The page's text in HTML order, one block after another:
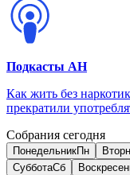
Подкасты АН
Как жить без
прекратили
Собрания сегодня
ПонедельникПн
СубботаСб